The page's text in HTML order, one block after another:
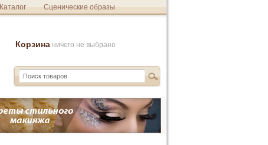
Каталог Сценические образы
Корзина ничего не выбрано